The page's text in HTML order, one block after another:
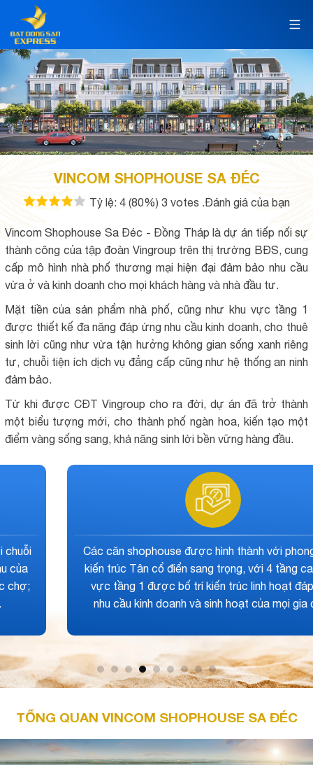
VINCOM SHOPHOUSE SA ĐÉC
Tỷ lệ: 4(80%) 3 votes .Đánh giá của bạn
Vincom Shophouse Sa Đéc - Đồng Tháp là dự án tiếp nối sự
thành công của tập đoàn Vingroup trên thị trường BĐS, cung
cấp mô hình nhà phố thương mại hiện đại đảm bảo nhu cầu
vừa ở và kinh doanh cho mọi khách hàng và nhà đầu tư.
Mặt tiền của sản phẩm nhà phố, cũng như khu vực tầng 1
được thiết kế đa năng đáp ứng nhu cầu kinh doanh, cho thuê
sinh lời cũng như vừa tận hưởng không gian sống xanh riêng
tư, chuỗi tiện ích dịch vụ đẳng cấp cũng như hệ thống an ninh
đảm bảo.
Từ khi được CĐT Vingroup cho ra đời, dự án đã trở thành
một biểu tượng mới, cho thành phố ngàn hoa, kiến tạo một
điểm vàng sống sang, khả năng sinh lời bền vững hàng đầu.
Chuỗi tiện ích dịch vụ của dự án ngay trong nội khu
được chủ đầu tư trang bị đáp ứng mọi nhu cầu như:
spa; gym; yoga; siêu thị Vinmart; TTTM; chuỗi cửa
hàng với sự hội tụ của hàng loạt các thương hiệu nổi
TỔNG QUAN VINCOM SHOPHOUSE SA ĐÉC